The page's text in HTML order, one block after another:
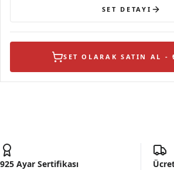
SET DETAYI
SET OLARAK SATIN AL -
925 Ayar Sertifikası